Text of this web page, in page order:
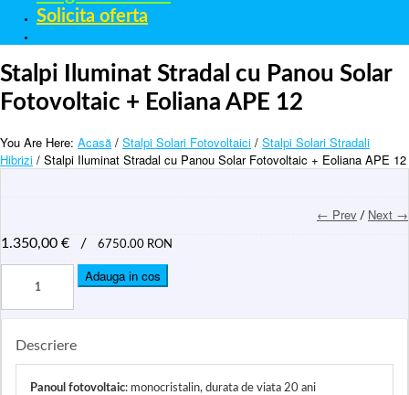
Solicita oferta
Stalpi Iluminat Stradal cu Panou Solar
Fotovoltaic + Eoliana APE 12
You Are Here: Acasă / Stalpi Solari Fotovoltaici / Stalpi Solari Stradali
Hibrizi / Stalpi Iluminat Stradal cu Panou Solar Fotovoltaic + Eoliana APE 12
← Prev / Next →
1.350,00 € / 6750.00 RON
Adauga in cos
Descriere
Panoul fotovoltaic: monocristalin, durata de viata 20 ani